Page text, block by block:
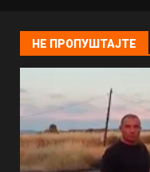
НЕ ПРОПУШТАЈТЕ